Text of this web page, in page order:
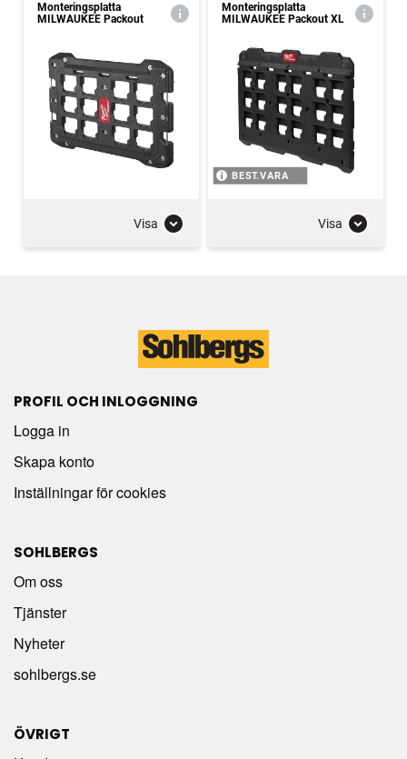
Monteringsplatta
MILWAUKEE Packout
Visa
Monteringsplatta
MILWAUKEE Packout XL
BEST.VARA
Visa
PROFIL OCH INLOGGNING
Logga in
Skapa konto
Inställningar för cookies
SOHLBERGS
Om oss
Tjänster
Nyheter
sohlbergs.se
ÖVRIGT